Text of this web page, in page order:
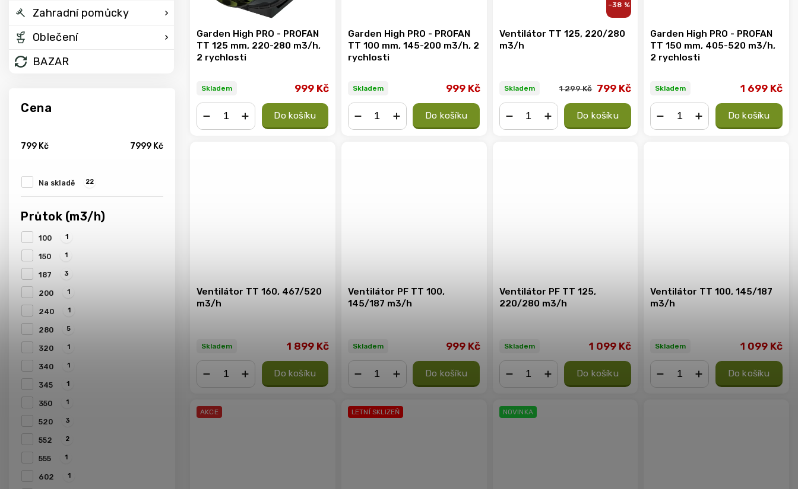
Zahradní pomůcky
Oblečení
BAZAR
Cena
799 Kč 7999 Kč
Na skladě 22
Průtok (m3/h)
100 1
150 1
187 3
200 1
240 1
280 5
320 1
340 1
345 1
350 1
520 3
552 2
555 1
602 1
Garden High PRO - PROFAN
TT 125 mm, 220-280 m3/h,
2 rychlosti
Skladem 999 Kč
Do košíku
Garden High PRO - PROFAN
TT 100 mm, 145-200 m3/h, 2
rychlosti
Skladem 999 Kč
Do košíku
–38 %
Ventilátor TT 125, 220/280
m3/h
Skladem 1 299 Kč 799 Kč
Do košíku
Garden High PRO - PROFAN
TT 150 mm, 405-520 m3/h,
2 rychlosti
Skladem 1 699 Kč
Do košíku
Ventilátor TT 160, 467/520
m3/h
Skladem 1 899 Kč
Do košíku
Ventilátor PF TT 100,
145/187 m3/h
Skladem 999 Kč
Do košíku
Ventilátor PF TT 125,
220/280 m3/h
Skladem 1 099 Kč
Do košíku
Ventilátor TT 100, 145/187
m3/h
Skladem 1 099 Kč
Do košíku
AKCE LETNÍ SKLIZEŇ NOVINKA